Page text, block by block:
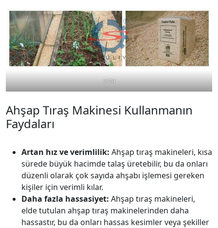
orta
Ahşap Tıraş Makinesi Kullanmanın
Faydaları
Artan hız ve verimlilik: Ahşap tıraş makineleri, kısa
sürede büyük hacimde talaş üretebilir, bu da onları
düzenli olarak çok sayıda ahşabı işlemesi gereken
kişiler için verimli kılar.
Daha fazla hassasiyet: Ahşap tıraş makineleri,
elde tutulan ahşap tıraş makinelerinden daha
hassastır, bu da onları hassas kesimler veya şekiller